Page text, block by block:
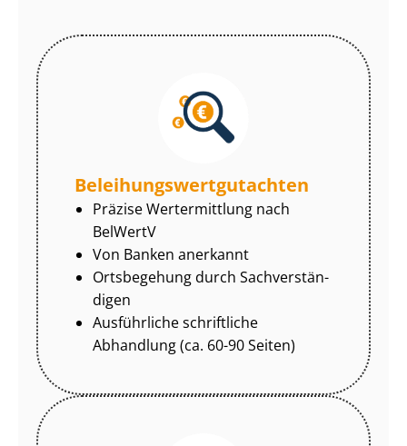
Be­lei­hungs­wert­gut­ach­ten
Präzise Wertermittlung nach
BelWertV
Von Banken anerkannt
Ortsbegehung durch Sach­ver­stän­
di­gen
Ausführliche schriftliche
Abhandlung (ca. 60-90 Seiten)